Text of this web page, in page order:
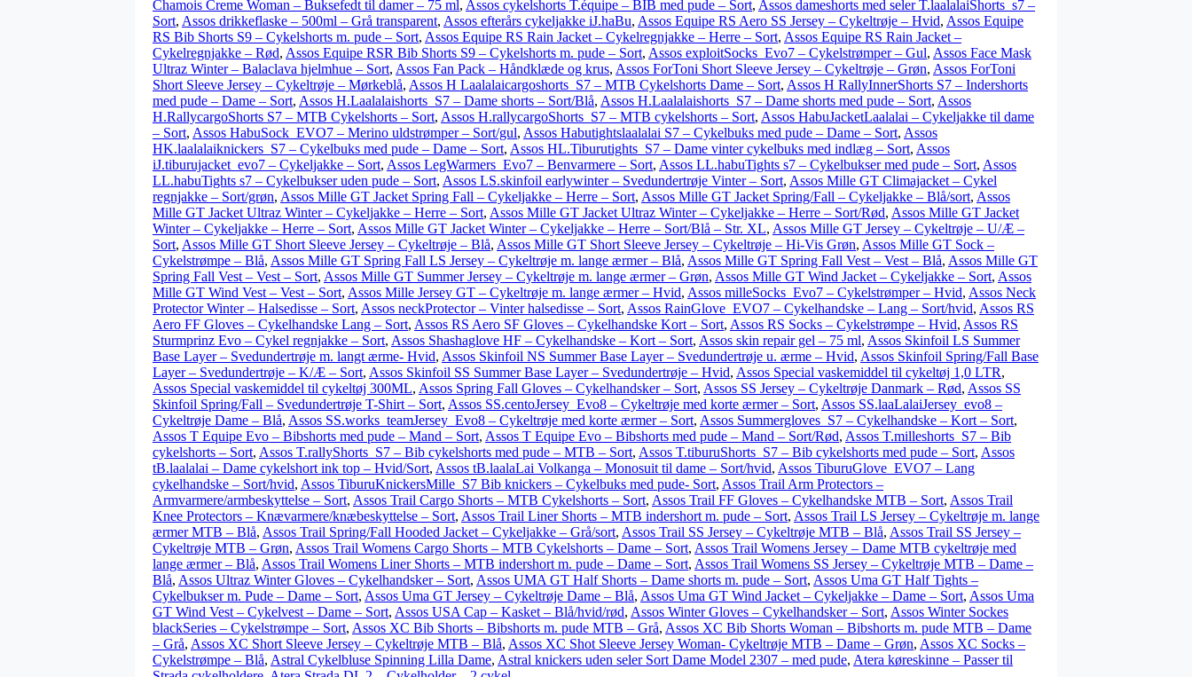
Chamois Creme Woman – Buksefedt til damer – 75 ml, Assos cykelshorts T.équipe – BIB med pude – Sort, Assos dameshorts med seler T.laalalaiShorts_s7 –
Sort, Assos drikkeflaske – 500ml – Grå transparent, Assos efterårs cykeljakke iJ.haBu, Assos Equipe RS Aero SS Jersey – Cykeltrøje – Hvid, Assos Equipe
RS Bib Shorts S9 – Cykelshorts m. pude – Sort, Assos Equipe RS Rain Jacket – Cykelregnjakke – Herre – Sort, Assos Equipe RS Rain Jacket –
Cykelregnjakke – Rød, Assos Equipe RSR Bib Shorts S9 – Cykelshorts m. pude – Sort, Assos exploitSocks_Evo7 – Cykelstrømper – Gul, Assos Face Mask
Ultraz Winter – Balaclava hjelmhue – Sort, Assos Fan Pack – Håndklæde og krus, Assos ForToni Short Sleeve Jersey – Cykeltrøje – Grøn, Assos ForToni
Short Sleeve Jersey – Cykeltrøje – Mørkeblå, Assos H Laalalaicargoshorts_S7 – MTB Cykelshorts Dame – Sort, Assos H RallyInnerShorts S7 – Indershorts
med pude – Dame – Sort, Assos H.Laalalaishorts_S7 – Dame shorts – Sort/Blå, Assos H.Laalalaishorts_S7 – Dame shorts med pude – Sort, Assos
H.RallycargoShorts S7 – MTB Cykelshorts – Sort, Assos H.rallycargoShorts_S7 – MTB cykelshorts – Sort, Assos HabuJacketLaalalai – Cykeljakke til dame
– Sort, Assos HabuSock_EVO7 – Merino uldstrømper – Sort/gul, Assos Habutightslaalalai S7 – Cykelbuks med pude – Dame – Sort, Assos
HK.laalalaiknickers_S7 – Cykelbuks med pude – Dame – Sort, Assos HL.Tiburutights_S7 – Dame vinter cykelbuks med indlæg – Sort, Assos
iJ.tiburujacket_evo7 – Cykeljakke – Sort, Assos LegWarmers_Evo7 – Benvarmere – Sort, Assos LL.habuTights s7 – Cykelbukser med pude – Sort, Assos
LL.habuTights s7 – Cykelbukser uden pude – Sort, Assos LS.skinfoil earlywinter – Svedundertrøje Vinter – Sort, Assos Mille GT Climajacket – Cykel
regnjakke – Sort/grøn, Assos Mille GT Jacket Spring Fall – Cykeljakke – Herre – Sort, Assos Mille GT Jacket Spring/Fall – Cykeljakke – Blå/sort, Assos
Mille GT Jacket Ultraz Winter – Cykeljakke – Herre – Sort, Assos Mille GT Jacket Ultraz Winter – Cykeljakke – Herre – Sort/Rød, Assos Mille GT Jacket
Winter – Cykeljakke – Herre – Sort, Assos Mille GT Jacket Winter – Cykeljakke – Herre – Sort/Blå – Str. XL, Assos Mille GT Jersey – Cykeltrøje – U/Æ –
Sort, Assos Mille GT Short Sleeve Jersey – Cykeltrøje – Blå, Assos Mille GT Short Sleeve Jersey – Cykeltrøje – Hi-Vis Grøn, Assos Mille GT Sock –
Cykelstrømpe – Blå, Assos Mille GT Spring Fall LS Jersey – Cykeltrøje m. lange ærmer – Blå, Assos Mille GT Spring Fall Vest – Vest – Blå, Assos Mille GT
Spring Fall Vest – Vest – Sort, Assos Mille GT Summer Jersey – Cykeltrøje m. lange ærmer – Grøn, Assos Mille GT Wind Jacket – Cykeljakke – Sort, Assos
Mille GT Wind Vest – Vest – Sort, Assos Mille Jersey GT – Cykeltrøje m. lange ærmer – Hvid, Assos milleSocks_Evo7 – Cykelstrømper – Hvid, Assos Neck
Protector Winter – Halsedisse – Sort, Assos neckProtector – Vinter halsedisse – Sort, Assos RainGlove_EVO7 – Cykelhandske – Lang – Sort/hvid, Assos RS
Aero FF Gloves – Cykelhandske Lang – Sort, Assos RS Aero SF Gloves – Cykelhandske Kort – Sort, Assos RS Socks – Cykelstrømpe – Hvid, Assos RS
Sturmprinz Evo – Cykel regnjakke – Sort, Assos Shashaglove HF – Cykelhandske – Kort – Sort, Assos skin repair gel – 75 ml, Assos Skinfoil LS Summer
Base Layer – Svedundertrøje m. langt ærme- Hvid, Assos Skinfoil NS Summer Base Layer – Svedundertrøje u. ærme – Hvid, Assos Skinfoil Spring/Fall Base
Layer – Svedundertrøje – K/Æ – Sort, Assos Skinfoil SS Summer Base Layer – Svedundertrøje – Hvid, Assos Special vaskemiddel til cykeltøj 1,0 LTR,
Assos Special vaskemiddel til cykeltøj 300ML, Assos Spring Fall Gloves – Cykelhandsker – Sort, Assos SS Jersey – Cykeltrøje Danmark – Rød, Assos SS
Skinfoil Spring/Fall – Svedundertrøje T-Shirt – Sort, Assos SS.centoJersey_Evo8 – Cykeltrøje med korte ærmer – Sort, Assos SS.laaLalaiJersey_evo8 –
Cykeltrøje Dame – Blå, Assos SS.works_teamJersey_Evo8 – Cykeltrøje med korte ærmer – Sort, Assos Summergloves_S7 – Cykelhandske – Kort – Sort,
Assos T Equipe Evo – Bibshorts med pude – Mand – Sort, Assos T Equipe Evo – Bibshorts med pude – Mand – Sort/Rød, Assos T.milleshorts_S7 – Bib
cykelshorts – Sort, Assos T.rallyShorts_S7 – Bib cykelshorts med pude – MTB – Sort, Assos T.tiburuShorts_S7 – Bib cykelshorts med pude – Sort, Assos
tB.laalalai – Dame cykelshort ink top – Hvid/Sort, Assos tB.laalaLai Volkanga – Monosuit til dame – Sort/hvid, Assos TiburuGlove_EVO7 – Lang
cykelhandske – Sort/hvid, Assos TiburuKnickersMille_S7 Bib knickers – Cykelbuks med pude- Sort, Assos Trail Arm Protectors –
Armvarmere/armbeskyttelse – Sort, Assos Trail Cargo Shorts – MTB Cykelshorts – Sort, Assos Trail FF Gloves – Cykelhandske MTB – Sort, Assos Trail
Knee Protectors – Knævarmere/knæbeskyttelse – Sort, Assos Trail Liner Shorts – MTB indershort m. pude – Sort, Assos Trail LS Jersey – Cykeltrøje m. lange
ærmer MTB – Blå, Assos Trail Spring/Fall Hooded Jacket – Cykeljakke – Grå/sort, Assos Trail SS Jersey – Cykeltrøje MTB – Blå, Assos Trail SS Jersey –
Cykeltrøje MTB – Grøn, Assos Trail Womens Cargo Shorts – MTB Cykelshorts – Dame – Sort, Assos Trail Womens Jersey – Dame MTB cykeltrøje med
lange ærmer – Blå, Assos Trail Womens Liner Shorts – MTB indershort m. pude – Dame – Sort, Assos Trail Womens SS Jersey – Cykeltrøje MTB – Dame –
Blå, Assos Ultraz Winter Gloves – Cykelhandsker – Sort, Assos UMA GT Half Shorts – Dame shorts m. pude – Sort, Assos Uma GT Half Tights –
Cykelbukser m. Pude – Dame – Sort, Assos Uma GT Jersey – Cykeltrøje Dame – Blå, Assos Uma GT Wind Jacket – Cykeljakke – Dame – Sort, Assos Uma
GT Wind Vest – Cykelvest – Dame – Sort, Assos USA Cap – Kasket – Blå/hvid/rød, Assos Winter Gloves – Cykelhandsker – Sort, Assos Winter Sockes
blackSeries – Cykelstrømpe – Sort, Assos XC Bib Shorts – Bibshorts m. pude MTB – Grå, Assos XC Bib Shorts Woman – Bibshorts m. pude MTB – Dame
– Grå, Assos XC Short Sleeve Jersey – Cykeltrøje MTB – Blå, Assos XC Shot Sleeve Jersey Woman- Cykeltrøje MTB – Dame – Grøn, Assos XC Socks –
Cykelstrømpe – Blå, Astral Cykelbluse Spinning Lilla Dame, Astral knickers uden seler Sort Dame Model 2307 – med pude, Atera køreskinne – Passer til